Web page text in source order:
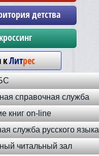
детства
кЛитрес
справочная служба
книг on-line
служба русского языка
читальный зал